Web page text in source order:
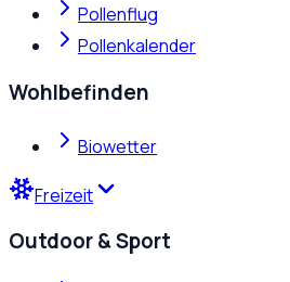
Pollenflug
Pollenkalender
Wohlbefinden
Biowetter
Freizeit
Outdoor & Sport